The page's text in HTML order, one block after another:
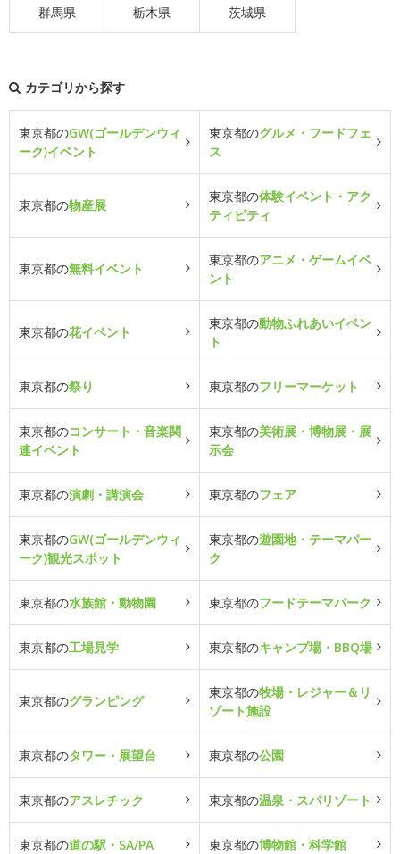
群馬県 栃木県 茨城県
カテゴリから探す
東京都のGW(ゴールデンウィ
ーク)イベント
東京都のグルメ・フードフェ
ス
東京都の物産展
東京都の体験イベント・アク
ティビティ
東京都の無料イベント
東京都のアニメ・ゲームイベ
ント
東京都の花イベント
東京都の動物ふれあいイベン
ト
東京都の祭り 東京都のフリーマーケット
東京都のコンサート・音楽関
連イベント
東京都の美術展・博物展・展
示会
東京都の演劇・講演会 東京都のフェア
東京都のGW(ゴールデンウィ
ーク)観光スポット
東京都の遊園地・テーマパー
ク
東京都の水族館・動物園 東京都のフードテーマパーク
東京都の工場見学 東京都のキャンプ場・BBQ場
東京都のグランピング
東京都の牧場・レジャー＆リ
ゾート施設
東京都のタワー・展望台 東京都の公園
東京都のアスレチック 東京都の温泉・スパリゾート
東京都の道の駅・SA/PA 東京都の博物館・科学館